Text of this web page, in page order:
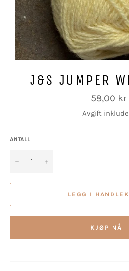
J&S JUMPER
Vanlig
pris
58,00 kr
Avgift
ANTALL
− +
LEGG I
KJØP NÅ